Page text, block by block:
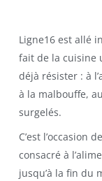
Ligne16 est allé
fait de la cuisine
déjà résister : à
à la malbouffe,
surgelés.
C’est l’occasion
consacré à
jusqu’à la fin du